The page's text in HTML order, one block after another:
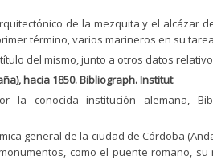
de la mezquita y el alcázar
término, varios marineros en su
del mismo, junto a otros datos
hacia 1850. Bibliograph. Institut
conocida institución alemana,
general de la ciudad de Córdoba
como el puente romano, su